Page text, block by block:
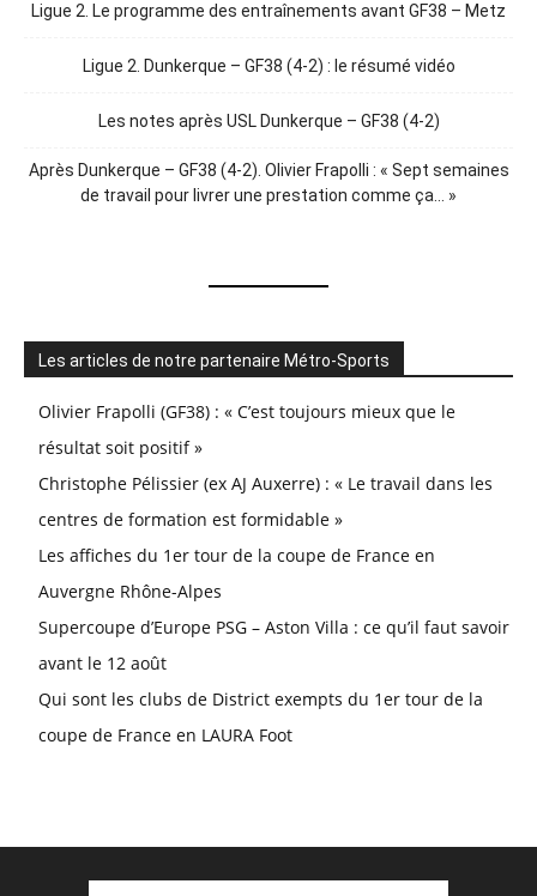
Ligue 2. Le programme des entraînements avant GF38 – Metz
Ligue 2. Dunkerque – GF38 (4-2) : le résumé vidéo
Les notes après USL Dunkerque – GF38 (4-2)
Après Dunkerque – GF38 (4-2). Olivier Frapolli : « Sept semaines
de travail pour livrer une prestation comme ça… »
Les articles de notre partenaire Métro-Sports
Olivier Frapolli (GF38) : « C’est toujours mieux que le
résultat soit positif »
Christophe Pélissier (ex AJ Auxerre) : « Le travail dans les
centres de formation est formidable »
Les affiches du 1er tour de la coupe de France en
Auvergne Rhône-Alpes
Supercoupe d’Europe PSG – Aston Villa : ce qu’il faut savoir
avant le 12 août
Qui sont les clubs de District exempts du 1er tour de la
coupe de France en LAURA Foot